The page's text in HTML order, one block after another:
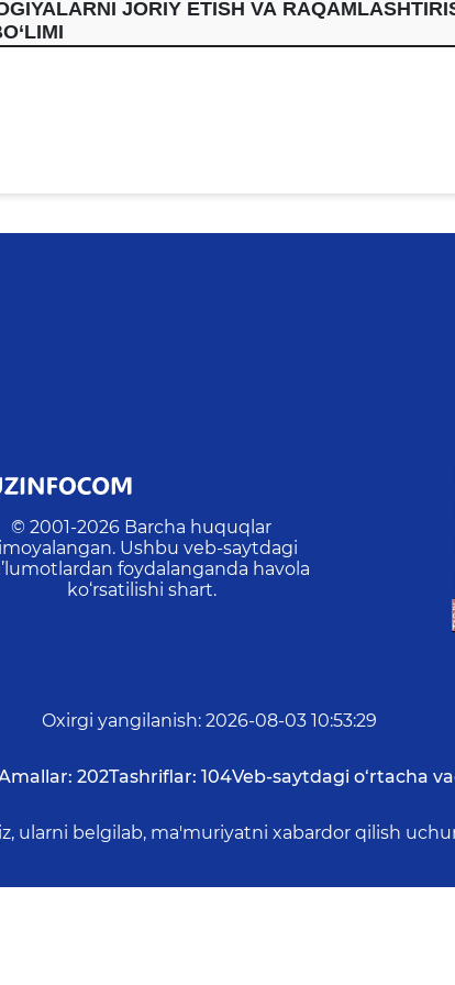
JORIY ETISH VA
© 2001-2026 Barcha huquqlar
Ushbu veb-saytdagi
foydalanganda havola
ko‘rsatilishi shart.
Oxirgi yangilanish: 2026-08-03 10:53:29
202Tashriflar: 104Veb-saytdagi o‘rtacha
ularni belgilab, ma'muriyatni xabardor qilish